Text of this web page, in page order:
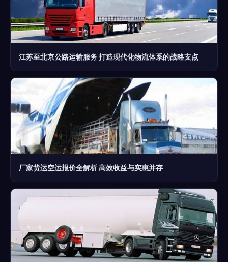
江苏至北京公路运输服务 打造现代化物流体系的战略支点
厂家货运空运报价全解析 高效收益与实惠并存